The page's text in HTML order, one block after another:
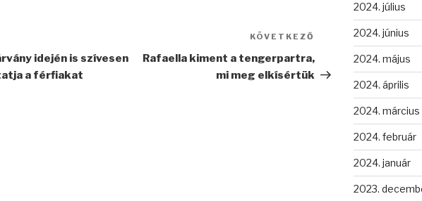
idején is szívesen
a férfiakat
Következő
bejegyzés
KÖVETKEZŐ
Rafaella kiment a tengerpartra,
mi meg elkísértük
2024. július
2024. június
2024. május
2024. április
2024. március
2024. február
2024. január
2023.